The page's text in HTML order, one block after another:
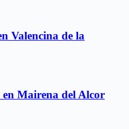
Valencina de la
Mairena del Alcor